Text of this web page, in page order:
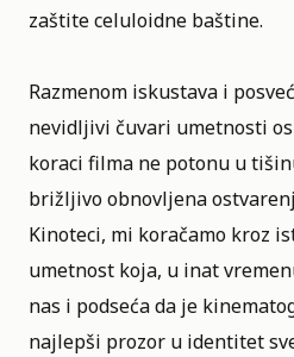
zaštite celuloidne baštine.
Razmenom iskustava i
nevidljivi čuvari umetnosti
koraci filma ne potonu u
brižljivo obnovljena
Kinoteci, mi koračamo kroz
umetnost koja, u inat
nas i podseća da je
najlepši prozor u identitet